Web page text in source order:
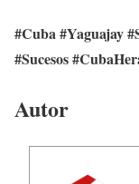
#Cuba #Yaguajay
#Sucesos
Autor